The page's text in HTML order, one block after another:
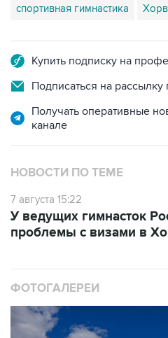
спортивная гимнастика
Купить подписку на
Подписаться на рассылку
Получать оперативные
канале
НОВОСТИ ПО ТЕМЕ
7 августа 15:22
У ведущих гимнасток
проблемы с визами в
ФОТОГАЛЕРЕИ